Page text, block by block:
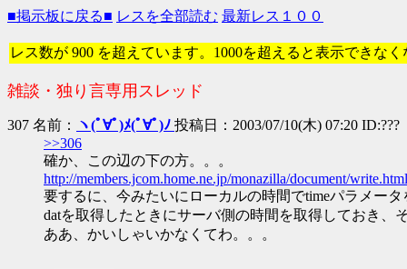
■掲示板に戻る■ レスを全部読む 最新レス１００
レス数が 900 を超えています。1000を超えると表示できな
雑談・独り言専用スレッド
307 名前： ヽ(ﾟ∀ﾟ)ﾒ(ﾟ∀ﾟ)ﾉ 投稿日：2003/07/10(木) 07:20 ID:???
>>306
確か、この辺の下の方。。。
http://members.jcom.home.ne.jp/monazilla/document/write.html
要するに、今みたいにローカルの時間でtimeパラメー
datを取得したときにサーバ側の時間を取得しておき、
ああ、かいしゃいかなくてわ。。。